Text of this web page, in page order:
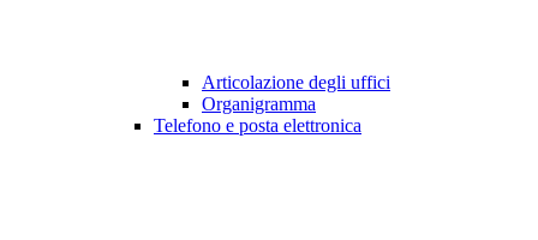
Articolazione degli uffici
Organigramma
Telefono e posta elettronica